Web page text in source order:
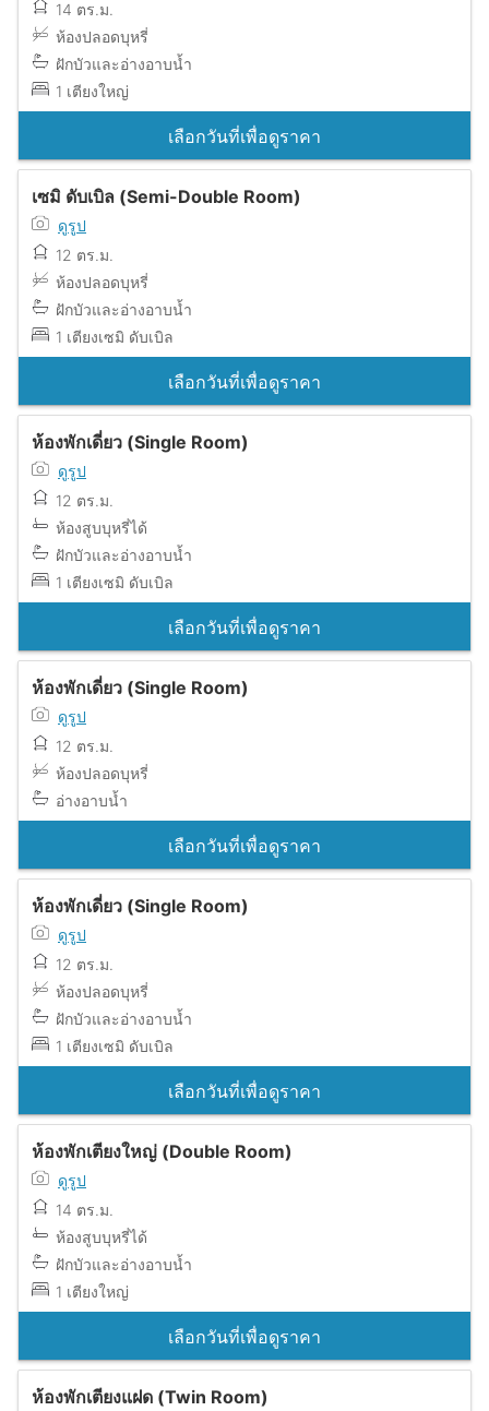
14 ตร.ม.
ห้องปลอดบุหรี่
ฝักบัวและอ่างอาบน้ำ
1 เตียงใหญ่
เลือกวันที่เพื่อดูราคา
เซมิ ดับเบิล (Semi-Double Room)
ดูรูป
12 ตร.ม.
ห้องปลอดบุหรี่
ฝักบัวและอ่างอาบน้ำ
1 เตียงเซมิ ดับเบิล
เลือกวันที่เพื่อดูราคา
ห้องพักเดี่ยว (Single Room)
ดูรูป
12 ตร.ม.
ห้องสูบบุหรี่ได้
ฝักบัวและอ่างอาบน้ำ
1 เตียงเซมิ ดับเบิล
เลือกวันที่เพื่อดูราคา
ห้องพักเดี่ยว (Single Room)
ดูรูป
12 ตร.ม.
ห้องปลอดบุหรี่
อ่างอาบน้ำ
เลือกวันที่เพื่อดูราคา
ห้องพักเดี่ยว (Single Room)
ดูรูป
12 ตร.ม.
ห้องปลอดบุหรี่
ฝักบัวและอ่างอาบน้ำ
1 เตียงเซมิ ดับเบิล
เลือกวันที่เพื่อดูราคา
ห้องพักเตียงใหญ่ (Double Room)
ดูรูป
14 ตร.ม.
ห้องสูบบุหรี่ได้
ฝักบัวและอ่างอาบน้ำ
1 เตียงใหญ่
เลือกวันที่เพื่อดูราคา
ห้องพักเตียงแฝด (Twin Room)